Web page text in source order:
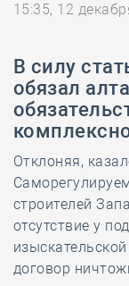
15:35, 12
В силу
обязал
Отклоняя,
строителей
отсутствие у
договор